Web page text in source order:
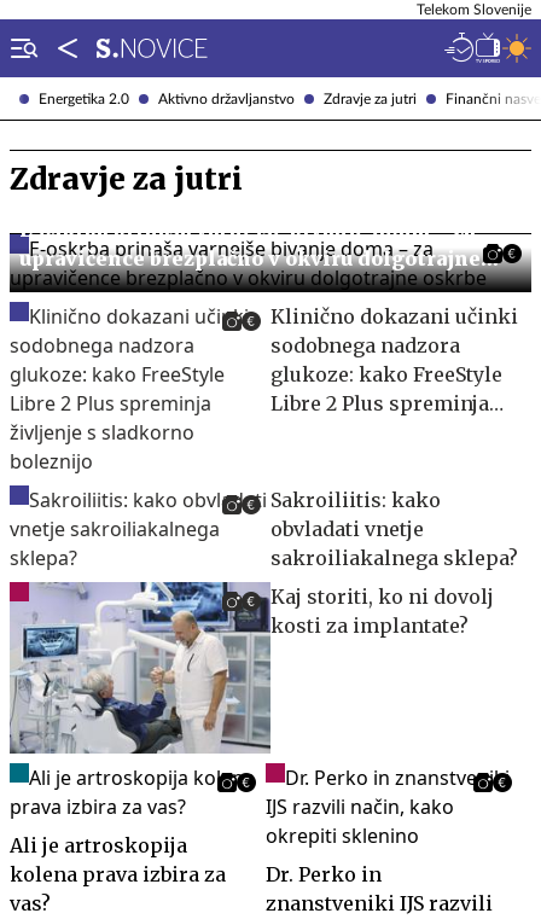
Energetika 2.0 Aktivno državljanstvo Zdravje za jutri Finančni
Telekom Slovenije
Zdravje za jutri
E-oskrba prinaša varnejše bivanje doma – za
upravičence brezplačno v okviru dolgotrajne
oskrbe
Klinično dokazani učinki
sodobnega nadzora
glukoze: kako FreeStyle
Libre 2 Plus spreminja
Sakroiliitis: kako
obvladati vnetje
sakroiliakalnega sklepa?
Kaj storiti, ko ni dovolj
kosti za implantate?
Ali je artroskopija
kolena prava izbira za
vas?
Dr. Perko in
znanstveniki IJS razvili